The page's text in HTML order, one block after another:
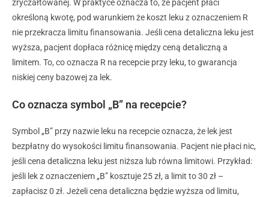
zryczałtowanej. W praktyce oznacza to, że pacjent płaci
określoną kwotę, pod warunkiem że koszt leku z oznaczeniem R
nie przekracza limitu finansowania. Jeśli cena detaliczna leku jest
wyższa, pacjent dopłaca różnicę między ceną detaliczną a
limitem. To, co oznacza R na recepcie przy leku, to gwarancja
niskiej ceny bazowej za lek.
Co oznacza symbol „B” na recepcie?
Symbol „B” przy nazwie leku na recepcie oznacza, że lek jest
bezpłatny do wysokości limitu finansowania. Pacjent nie płaci nic,
jeśli cena detaliczna leku jest niższa lub równa limitowi. Przykład:
jeśli lek z oznaczeniem „B” kosztuje 25 zł, a limit to 30 zł –
zapłacisz 0 zł. Jeżeli cena detaliczna będzie wyższa od limitu,